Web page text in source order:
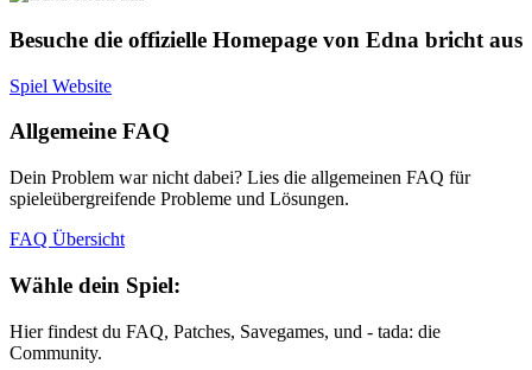
Besuche die offizielle Homepage von Edna bricht aus
Spiel Website
Allgemeine FAQ
Dein Problem war nicht dabei? Lies die allgemeinen FAQ für
spieleübergreifende Probleme und Lösungen.
FAQ Übersicht
Wähle dein Spiel:
Hier findest du FAQ, Patches, Savegames, und - tada: die
Community.